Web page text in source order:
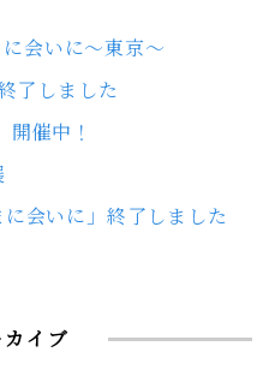
会いに～東京～
了しました
催中！
会いに」終了しました
イブ